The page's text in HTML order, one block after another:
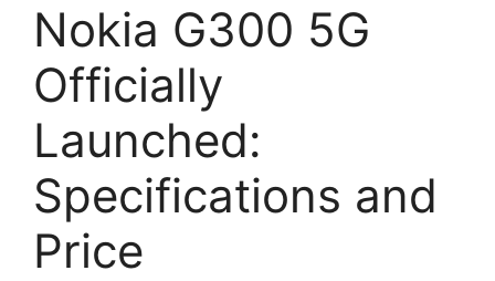
Nokia G300 5G
Officially
Launched:
Specifications and
Price